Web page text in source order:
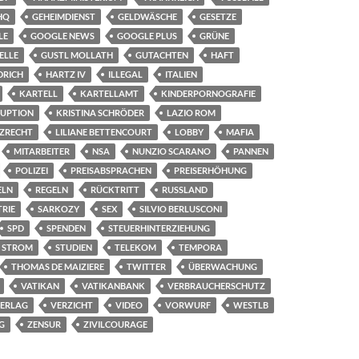
GEHEIMDIENST GELDWÄSCHE
GESETZE
GOOGLE NEWS GOOGLE PLUS
GRÜNE
GUSTL MOLLATH GUTACHTEN
HAFT
HARTZ IV ILLEGAL
ITALIEN
KARTELL KARTELLAMT
KINDERPORNOGRAFIE
KRISTINA SCHRÖDER
LAZIO ROM
LILIANE BETTENCOURT LOBBY
MAFIA
MITARBEITER NSA NUNZIO SCARANO
PANNEN
POLIZEI PREISABSPRACHEN
PREISERHÖHUNG
REGELN RÜCKTRITT
RUSSLAND
SARKOZY SEX
SILVIO BERLUSCONI
SPD SPENDEN
STEUERHINTERZIEHUNG
STROM STUDIEN TELEKOM
TEMPORA
THOMAS DE MAIZIERE TWITTER
ÜBERWACHUNG
VATIKAN VATIKANBANK
VERBRAUCHERSCHUTZ
VERZICHT VIDEO VORWURF
WESTLB
ZENSUR ZIVILCOURAGE